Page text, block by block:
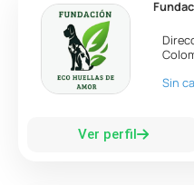
Sin
Ver perfil